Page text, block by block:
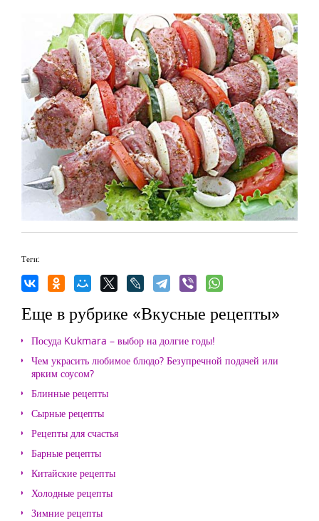
Теги:
Еще в рубрике «Вкусные рецепты»
Посуда Kukmara – выбор на долгие годы!
Чем украсить любимое блюдо? Безупречной подачей или
ярким соусом?
Блинные рецепты
Сырные рецепты
Рецепты для счастья
Барные рецепты
Китайские рецепты
Холодные рецепты
Зимние рецепты